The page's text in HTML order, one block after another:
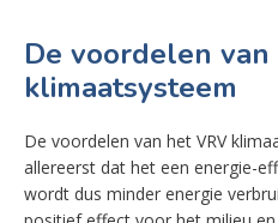
De voordelen
klimaatsysteem
De voordelen van het VRV
allereerst dat het een energie-
wordt dus minder energie